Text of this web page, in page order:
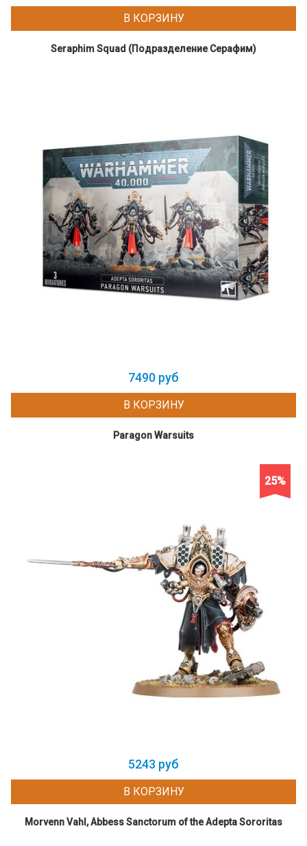
В КОРЗИНУ
Seraphim Squad (Подразделение Серафим)
7490 руб
В КОРЗИНУ
Paragon Warsuits
25%
5243 руб
В КОРЗИНУ
Morvenn Vahl, Abbess Sanctorum of the Adepta Sororitas